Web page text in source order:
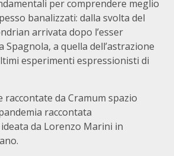
per comprendere meglio
banalizzati: dalla svolta del
arrivata dopo l’esser
Spagnola, a quella dell’astrazione
esperimenti espressionisti di
da Cramum spazio
raccontata
ideata da Lorenzo Marini in